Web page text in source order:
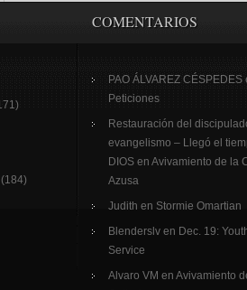
(184)
COMENTARIOS
PAO ÁLVAREZ CÉSPEDES
Peticiones
Restauración del
evangelismo – Llegó el
DIOS en Avivamiento de la
Azusa
Judith en Stormie Omartian
Blenderslv en Dec. 19:
Service
Alvaro VM en Avivamiento